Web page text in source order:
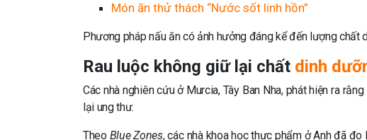
Món ăn thử thách “Nước sốt linh hồn”
Phương pháp nấu ăn có ảnh hưởng đáng kể đến lượng chất
Rau luộc không giữ lại chất dinh
Các nhà nghiên cứu ở Murcia, Tây Ban Nha, phát hiện ra
lại ung thư.
Theo Blue Zones, các nhà khoa học thực phẩm ở Anh đã